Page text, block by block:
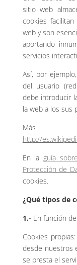
sitio web
cookies
web y son
aportando
servicios
Así, por
del usuario
debe introducir
la web a los sus
Más
http://
En la guía
Protección de
cookies.
¿Qué tipos de
1.- En función
Cookies
desde nuestros
se presta el